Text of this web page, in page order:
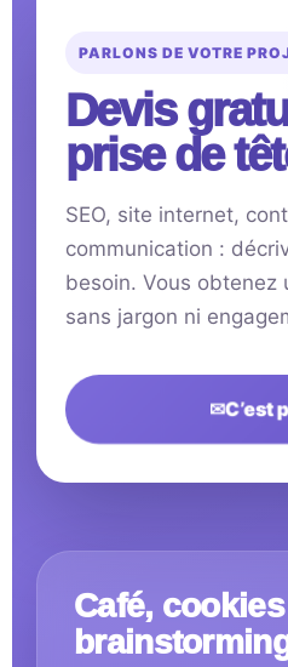
PARLONS DE VOTRE
Devis
prise de
SEO, site internet,
communication :
besoin. Vous obtenez
sans jargon ni
✉C’est
Café,